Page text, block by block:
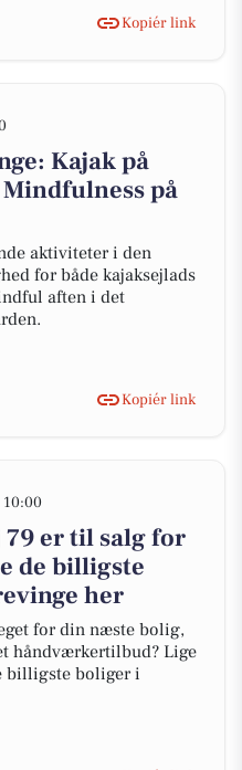
Kopiér link
Kajak på
på
aktiviteter i den
for både kajaksejlads
aften i det
Kopiér link
79 er til salg for
de billigste
her
for din næste bolig,
håndværkertilbud? Lige
billigste boliger i